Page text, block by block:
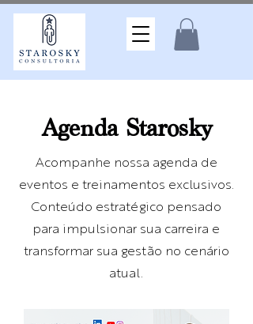
Agenda Starosky
Acompanhe nossa agenda de
eventos e treinamentos exclusivos.
Conteúdo estratégico pensado
para impulsionar sua carreira e
transformar sua gestão no cenário
atual.